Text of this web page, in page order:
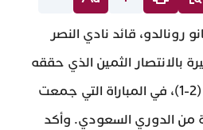
رونالدو، قائد نادي النصر
بالانتصار الثمين الذي حققه
فريقه أمام الفيحاء بنتيجة (2-1)، في المباراة التي جمعت
من الدوري السعودي. وأكد